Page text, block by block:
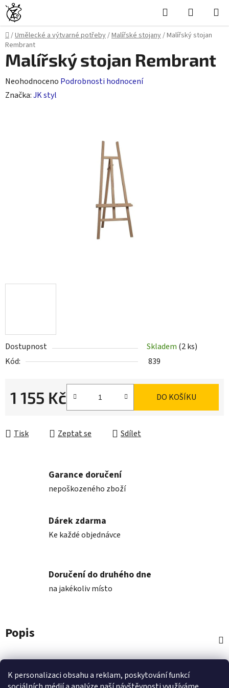
K personalizaci obsahu a reklam, poskytování funkcí
Přejít
na
obsah
Hledat
KOŠÍK
Domů
/Umělecké a výtvarné potřeby/Malířské stojany/Malířský stojan
Rembrant
Dostupnost Skladem (2 ks)
Kód:
839
1 155 Kč DO KOŠÍKU
Tisk Zeptat se Sdílet
Malířský stojan Rembrant
Průměrné
hodnocení
Neohodnoceno Podrobnosti hodnocení
Značka:JK styl
Garance doručení
nepoškozeného zboží
Dárek zdarma
Ke každé objednávce
Doručení do druhého dne
na jakékoliv místo
Popis
Diskuze